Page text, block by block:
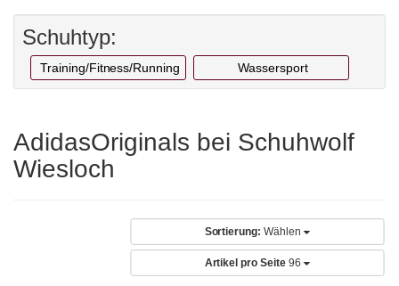
Schuhtyp:
Training/Fitness/Running Wassersport
AdidasOriginals bei Schuhwolf
Wiesloch
Sortierung: Wählen
Artikel pro Seite 96